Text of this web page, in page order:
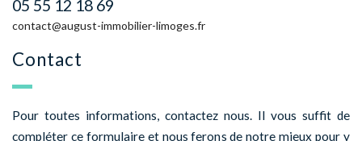
05 55 12 18 69
contact@august-immobilier-limoges.fr
contact
Pour toutes informations, contactez nous. Il vous suffit de
compléter ce formulaire et nous ferons de notre mieux pour y